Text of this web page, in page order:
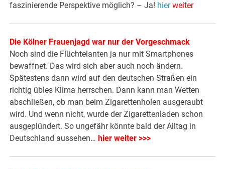
faszinierende Perspektive möglich? – Ja! hierweiter
Die Kölner Frauenjagd war nur der Vorgeschmack
Noch sind die Flüchtelanten ja nur mit Smartphones
bewaffnet. Das wird sich aber auch noch ändern.
Spätestens dann wird auf den deutschen Straßen ein
richtig übles Klima herrschen. Dann kann man Wetten
abschließen, ob man beim Zigarettenholen ausgeraubt
wird. Und wenn nicht, wurde der Zigarettenladen schon
ausgeplündert. So ungefähr könnte bald der Alltag in
Deutschland aussehen… hier weiter >>>